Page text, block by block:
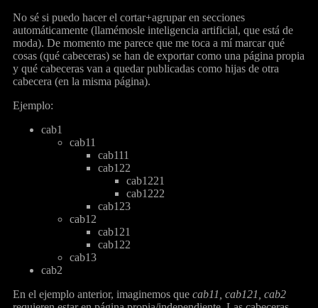
No sé si puedo hacer el cortar+agrupar en secciones
automáticamente (llamémosle inteligencia artificial, que está de
moda). De momento me parece que me toca a mí marcar qué
cosas (qué cabeceras) se han de exportar como una página propia
y qué cabeceras van a quedar publicadas como hijas de otra
cabecera (en la misma página).
Ejemplo:
cab1
cab11
cab111
cab122
cab1221
cab1222
cab123
cab12
cab121
cab122
cab13
cab2
En el ejemplo anterior, imaginemos que cab11, cab121, cab2